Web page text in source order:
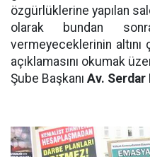
özgürlüklerine yapılan
olarak bundan
vermeyeceklerinin altını
açıklamasını okumak
Şube Başkanı Av. Serdar